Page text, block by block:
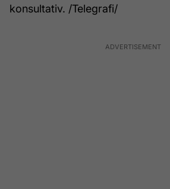
konsultativ. /Telegrafi/